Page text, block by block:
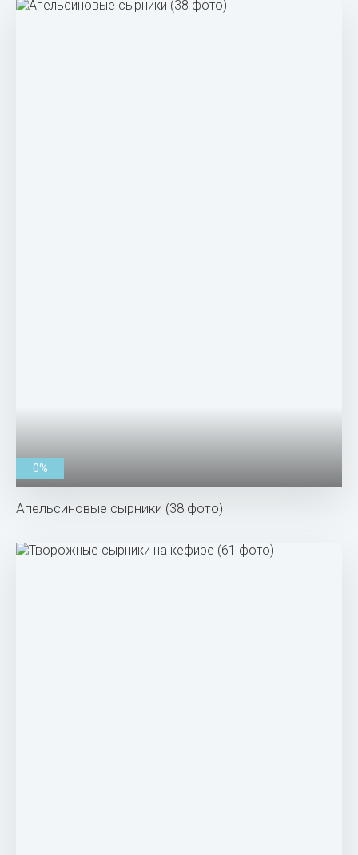
0%
Апельсиновые сырники (38 фото)